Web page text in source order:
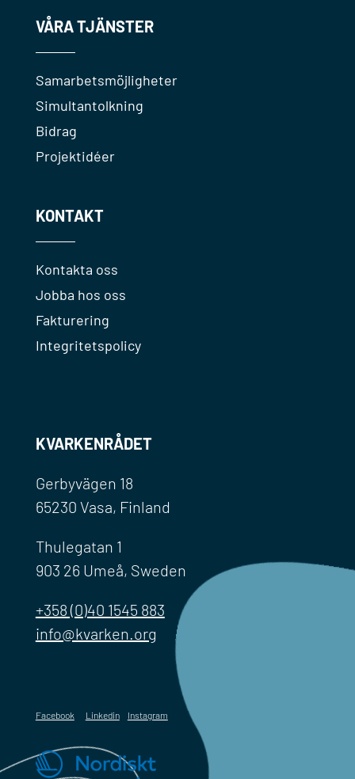
VÅRA TJÄNSTER
Samarbetsmöjligheter
Simultantolkning
Bidrag
Projektidéer
KONTAKT
Kontakta oss
Jobba hos oss
Fakturering
Integritetspolicy
KVARKENRÅDET
Gerbyvägen 18
65230 Vasa, Finland
Thulegatan 1
903 26 Umeå, Sweden
+358 (0)40 1545 883
info@kvarken.org
Facebook Linkedin Instagram